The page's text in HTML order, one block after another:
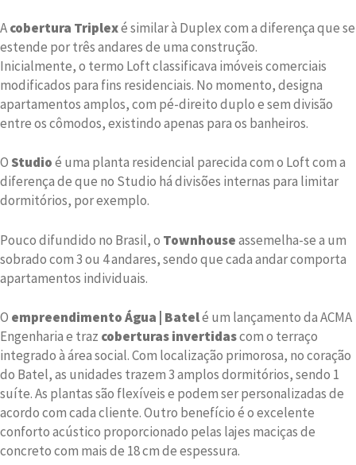
Acobertura Triplexé similar à Duplex com a diferença que se
estende por três andares de uma construção.
Inicialmente, o termo Loft classificava imóveis comerciais
modificados para fins residenciais. No momento, designa
apartamentos amplos, com pé-direito duplo e sem divisão
entre os cômodos, existindo apenas para os banheiros.
O Studioé uma planta residencial parecida com o Loft com a
diferença de que no Studio há divisões internas para limitar
dormitórios, por exemplo.
Pouco difundido no Brasil, o Townhouseassemelha-se a um
sobrado com 3 ou 4 andares, sendo que cada andar comporta
apartamentos individuais.
O empreendimento Água | Batelé um lançamento da ACMA
Engenharia e traz coberturas invertidascom o terraço
integrado à área social. Com localização primorosa, no coração
do Batel, as unidades trazem 3 amplos dormitórios, sendo 1
suíte. As plantas são flexíveis e podem ser personalizadas de
acordo com cada cliente. Outro benefício é o excelente
conforto acústico proporcionado pelas lajes maciças de
concreto com mais de 18 cm de espessura.